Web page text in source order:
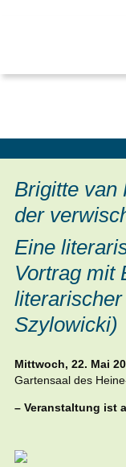
Brigitte van
der
Eine
Vortrag mit
Szylowicki)
Mittwoch, 22. Mai
Gartensaal des
– Veranstaltung ist